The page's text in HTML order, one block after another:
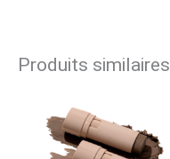
Produits similaires